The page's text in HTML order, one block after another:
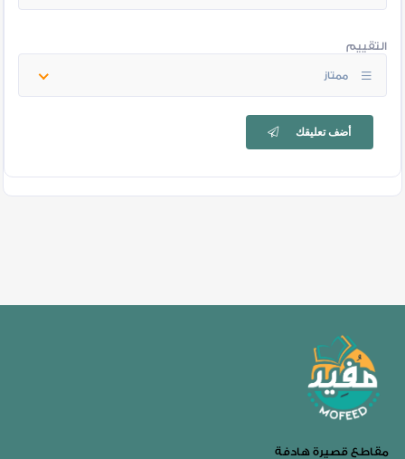
التقييم
ممتاز
أضف تعليقك
مقاطع قصيرة هادفة